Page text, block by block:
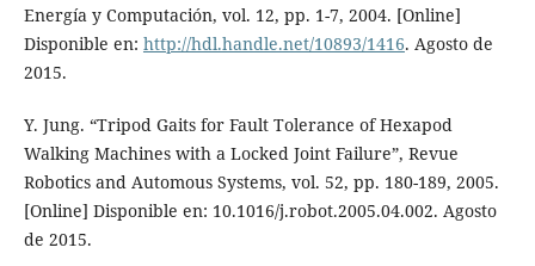
Energía y Computación, vol. 12, pp. 1-7, 2004. [Online]
Disponible en: http://hdl.handle.net/10893/1416. Agosto de
2015.
Y. Jung. “Tripod Gaits for Fault Tolerance of Hexapod
Walking Machines with a Locked Joint Failure”, Revue
Robotics and Automous Systems, vol. 52, pp. 180-189, 2005.
[Online] Disponible en: 10.1016/j.robot.2005.04.002. Agosto
de 2015.